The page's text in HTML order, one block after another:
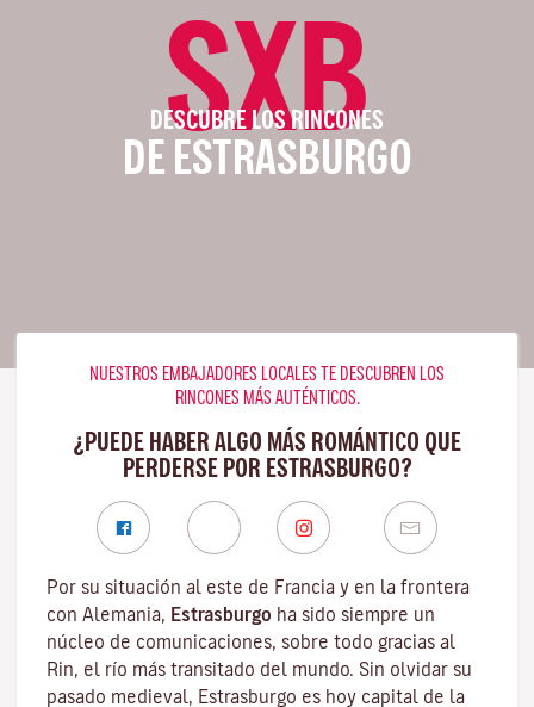
SXB
DESCUBRE LOS RINCONES
DE ESTRASBURGO
NUESTROS EMBAJADORES LOCALES TE DESCUBREN LOS
RINCONES MÁS AUTÉNTICOS.
¿PUEDE HABER ALGO MÁS ROMÁNTICO QUE
PERDERSE POR ESTRASBURGO?
Por su situación al este de Francia y en la frontera
con Alemania, Estrasburgo ha sido siempre un
núcleo de comunicaciones, sobre todo gracias al
Rin, el río más transitado del mundo. Sin olvidar su
pasado medieval, Estrasburgo es hoy capital de la